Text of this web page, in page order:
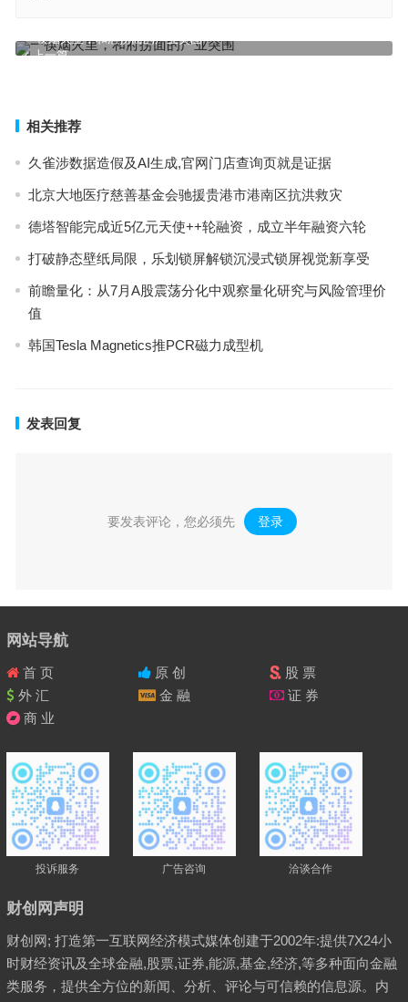
上一篇
一筷烟火里，和府捞面的产业突围
神州数码2025年度一季度业绩：收入净利双升，现金流大幅流入
相关推荐
久雀涉数据造假及AI生成,官网门店查询页就是证据
北京大地医疗慈善基金会驰援贵港市港南区抗洪救灾
德塔智能完成近5亿元天使++轮融资，成立半年融资六轮
打破静态壁纸局限，乐划锁屏解锁沉浸式锁屏视觉新享受
前瞻量化：从7月A股震荡分化中观察量化研究与风险管理价
值
韩国Tesla Magnetics推PCR磁力成型机
发表回复
要发表评论，您必须先 登录 。
网站导航
首 页 原 创
股 票
外 汇
金 融
证 券
商 业
投诉服务 广告咨询 洽谈合作
财创网声明
财创网; 打造第一互联网经济模式媒体创建于2002年:提供7X24小
时财经资讯及全球金融,股票,证券,能源,基金,经济,等多种面向金融
类服务，提供全方位的新闻、分析、评论与可信赖的信息源。内